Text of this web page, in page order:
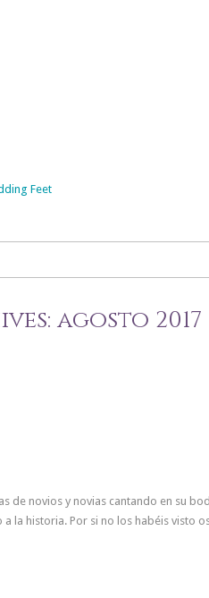
agosto 2017
de novios y novias cantando en su
la historia. Por si no los habéis visto